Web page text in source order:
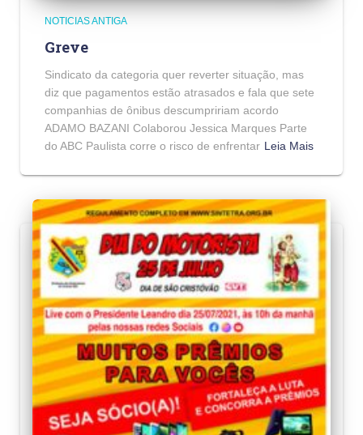
NOTICIAS ANTIGA
Greve
Sindicato da categoria quer reverter situação, mas
diz que pagamentos estão atrasados e fala que sete
companhias de ônibus descumpririam acordo
ADAMO BAZANI Colaborou Jessica Marques Parte
do ABC Paulista corre o risco de enfrentar Leia Mais